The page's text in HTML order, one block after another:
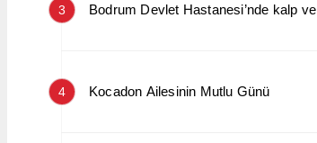
3 Bodrum Devlet Hastanesi’nde kalp
4 Kocadon Ailesinin Mutlu Günü